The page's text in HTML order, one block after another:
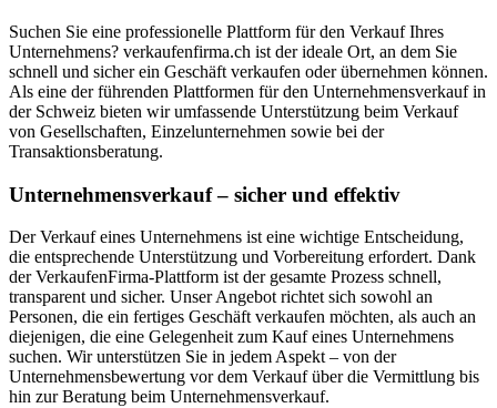
Suchen Sie eine professionelle Plattform für den Verkauf Ihres
Unternehmens? verkaufenfirma.ch ist der ideale Ort, an dem Sie
schnell und sicher ein Geschäft verkaufen oder übernehmen können.
Als eine der führenden Plattformen für den Unternehmensverkauf in
der Schweiz bieten wir umfassende Unterstützung beim Verkauf
von Gesellschaften, Einzelunternehmen sowie bei der
Transaktionsberatung.
Unternehmensverkauf – sicher und effektiv
Der Verkauf eines Unternehmens ist eine wichtige Entscheidung,
die entsprechende Unterstützung und Vorbereitung erfordert. Dank
der VerkaufenFirma-Plattform ist der gesamte Prozess schnell,
transparent und sicher. Unser Angebot richtet sich sowohl an
Personen, die ein fertiges Geschäft verkaufen möchten, als auch an
diejenigen, die eine Gelegenheit zum Kauf eines Unternehmens
suchen. Wir unterstützen Sie in jedem Aspekt – von der
Unternehmensbewertung vor dem Verkauf über die Vermittlung bis
hin zur Beratung beim Unternehmensverkauf.